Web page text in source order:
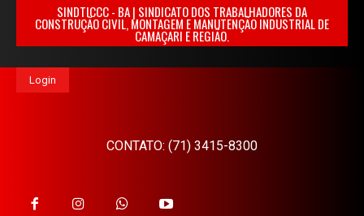
SINDTICCC - BA | SINDICATO DOS TRABALHADORES DA
CONSTRUÇÃO CIVIL, MONTAGEM E MANUTENÇÃO INDUSTRIAL DE
CAMAÇARI E REGIÃO.
Login
CONTATO: (71) 3415-8300